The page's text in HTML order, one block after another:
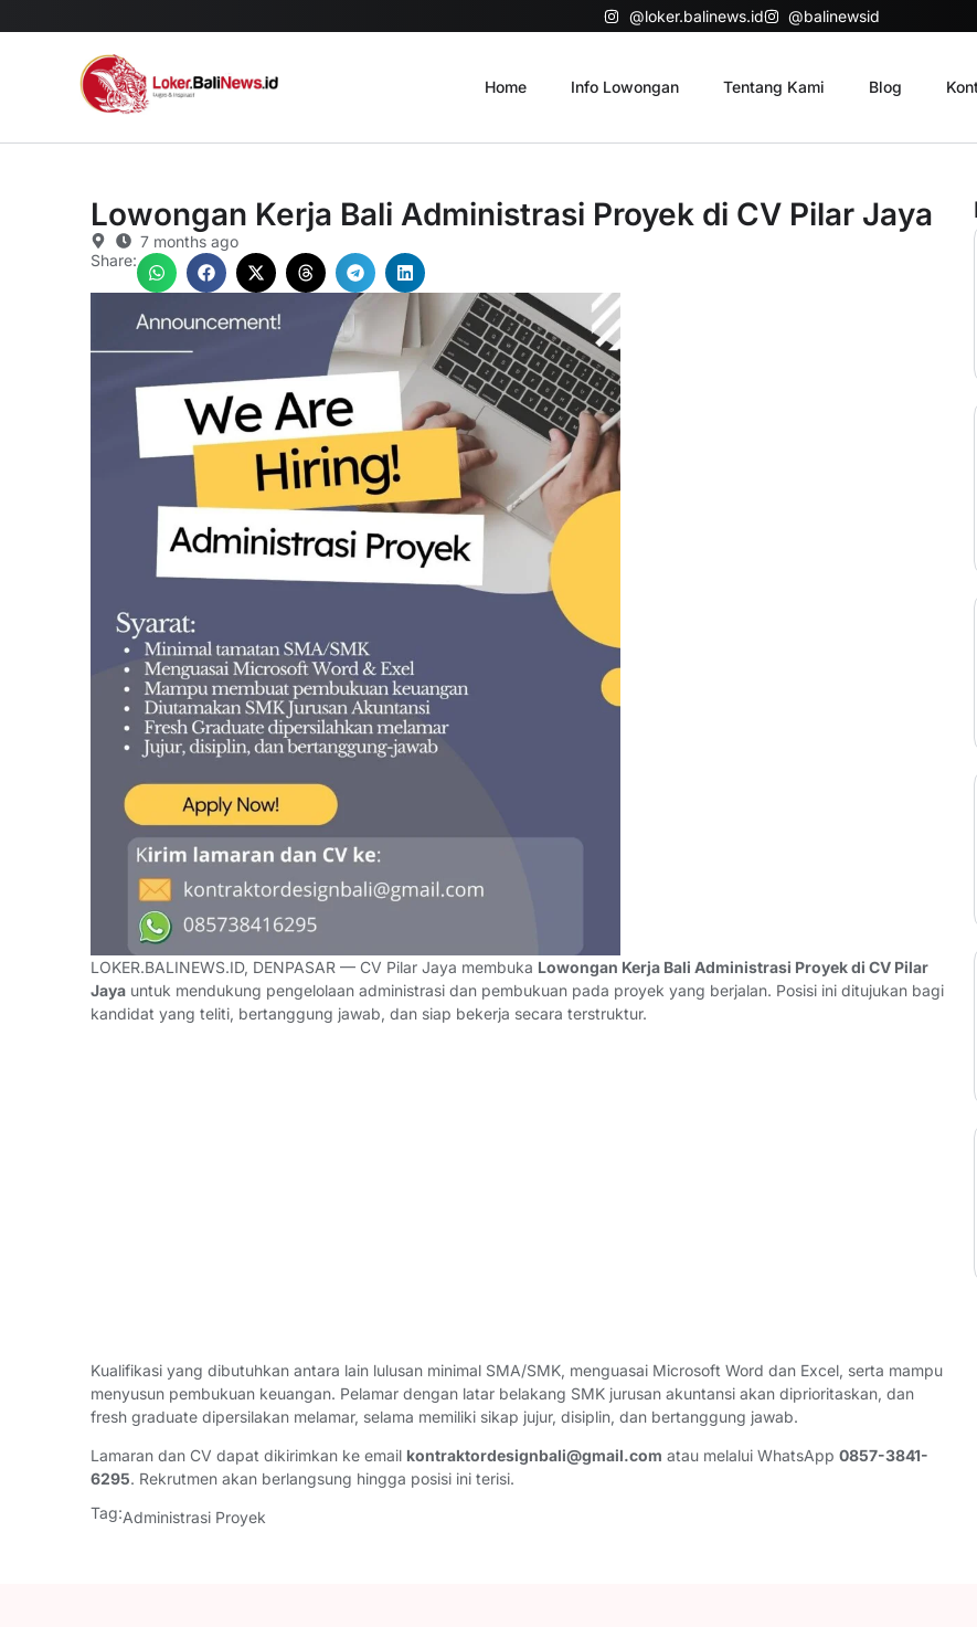
@loker.balinews.id @balinewsid
Home Info Lowongan Tentang Kami Blog
Lowongan Kerja Bali Administrasi Proyek di CV Pilar Jaya
7 months ago
Share:
LOKER.BALINEWS.ID, DENPASAR — CV Pilar Jaya membuka Lowongan Kerja Bali Administrasi Proyek di CV Pilar
Jaya untuk mendukung pengelolaan administrasi dan pembukuan pada proyek yang berjalan. Posisi ini ditujukan bagi
kandidat yang teliti, bertanggung jawab, dan siap bekerja secara terstruktur.
Kualifikasi yang dibutuhkan antara lain lulusan minimal SMA/SMK, menguasai Microsoft Word dan Excel, serta mampu
menyusun pembukuan keuangan. Pelamar dengan latar belakang SMK jurusan akuntansi akan diprioritaskan, dan
fresh graduate dipersilakan melamar, selama memiliki sikap jujur, disiplin, dan bertanggung jawab.
Lamaran dan CV dapat dikirimkan ke email kontraktordesignbali@gmail.com atau melalui WhatsApp 0857-3841-
6295. Rekrutmen akan berlangsung hingga posisi ini terisi.
Tag:Administrasi Proyek